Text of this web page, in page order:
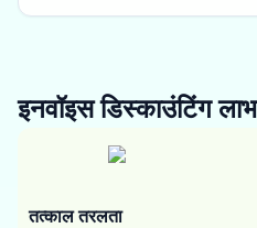
इनवॉइस डिस्काउंटिंगलाभ
तत्काल तरलता